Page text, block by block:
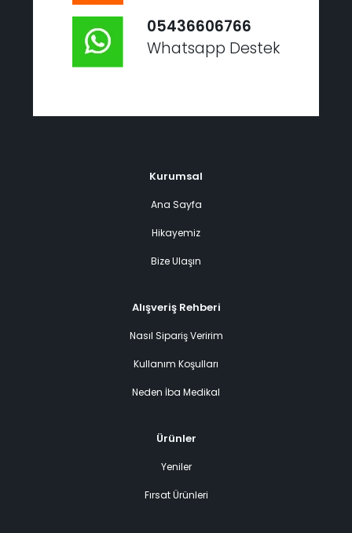
05436606766
Whatsapp Destek
Kurumsal
Ana Sayfa
Hikayemiz
Bize Ulaşın
Alışveriş Rehberi
Nasıl Sipariş Veririm
Kullanım Koşulları
Neden İba Medikal
Ürünler
Yeniler
Fırsat Ürünleri